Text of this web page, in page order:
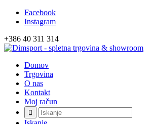
Facebook
Instagram
+386 40 311 314
Domov
Trgovina
O nas
Kontakt
Moj račun